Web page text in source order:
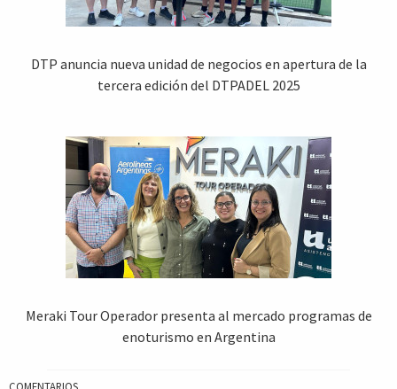
DTP anuncia nueva unidad de negocios en apertura de la
tercera edición del DTPADEL 2025
Meraki Tour Operador presenta al mercado programas de
enoturismo en Argentina